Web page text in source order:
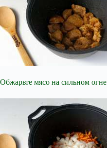
Обжарьте мясо на сильном